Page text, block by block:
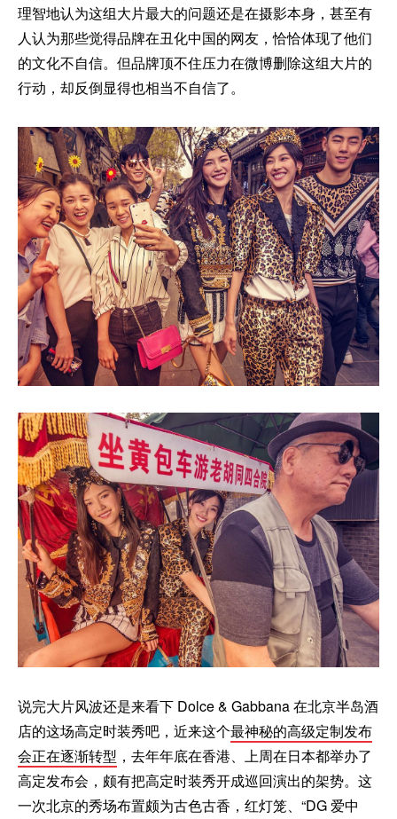
理智地认为这组大片最大的问题还是在摄影本身，甚至有
人认为那些觉得品牌在丑化中国的网友，恰恰体现了他们
的文化不自信。但品牌顶不住压力在微博删除这组大片的
行动，却反倒显得也相当不自信了。
说完大片风波还是来看下 Dolce & Gabbana 在北京半岛酒
店的这场高定时装秀吧，近来这个最神秘的高级定制发布
会正在逐渐转型 ，去年年底在香港、上周在日本都举办了
高定发布会，颇有把高定时装秀开成巡回演出的架势。这
一次北京的秀场布置颇为古色古香，红灯笼、“DG 爱中